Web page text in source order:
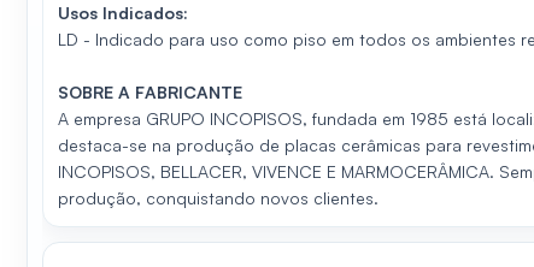
Usos Indicados:
LD - Indicado para uso como piso em todos os ambientes
SOBRE A FABRICANTE
A empresa GRUPO INCOPISOS, fundada em 1985 está
destaca-se na produção de placas cerâmicas para
INCOPISOS, BELLACER, VIVENCE E
produção, conquistando novos clientes.